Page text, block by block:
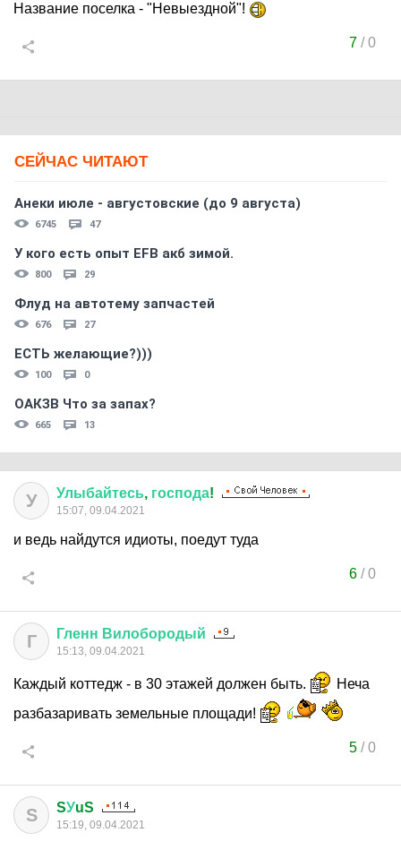
Название поселка - "Невыездной"!
7/0
СЕЙЧАС ЧИТАЮТ
Анеки июле - августовские (до 9 августа)
6745 47
У кого есть опыт EFB акб зимой.
800 29
Флуд на автотему запчастей
676 27
ЕСТЬ желающие?)))
100 0
ОАКЗВ Что за запах?
665 13
У Улыбайтесь, господа!
15:07, 09.04.2021
и ведь найдутся идиоты, поедут туда
6/0
Г Гленн Вилобородый
15:13, 09.04.2021
Каждый коттедж - в 30 этажей должен быть.
Неча
разбазаривать земельные площади!
5/0
S SУuS
15:19, 09.04.2021